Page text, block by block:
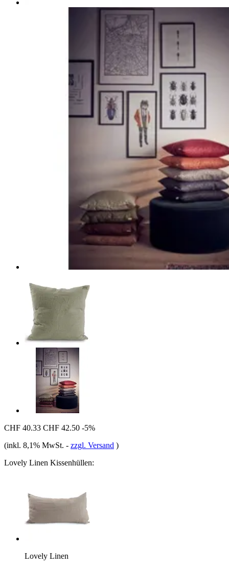
CHF 40.33 CHF 42.50 -5%
(inkl. 8,1% MwSt. - zzgl. Versand )
Lovely Linen Kissenhüllen:
Lovely Linen